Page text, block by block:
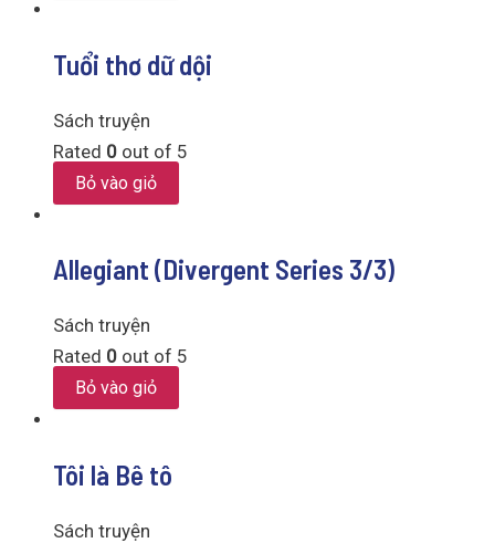
Tuổi thơ dữ dội
Sách truyện
Rated 0 out of 5
Bỏ vào giỏ
Allegiant (Divergent Series 3/3)
Sách truyện
Rated 0 out of 5
Bỏ vào giỏ
Tôi là Bê tô
Sách truyện